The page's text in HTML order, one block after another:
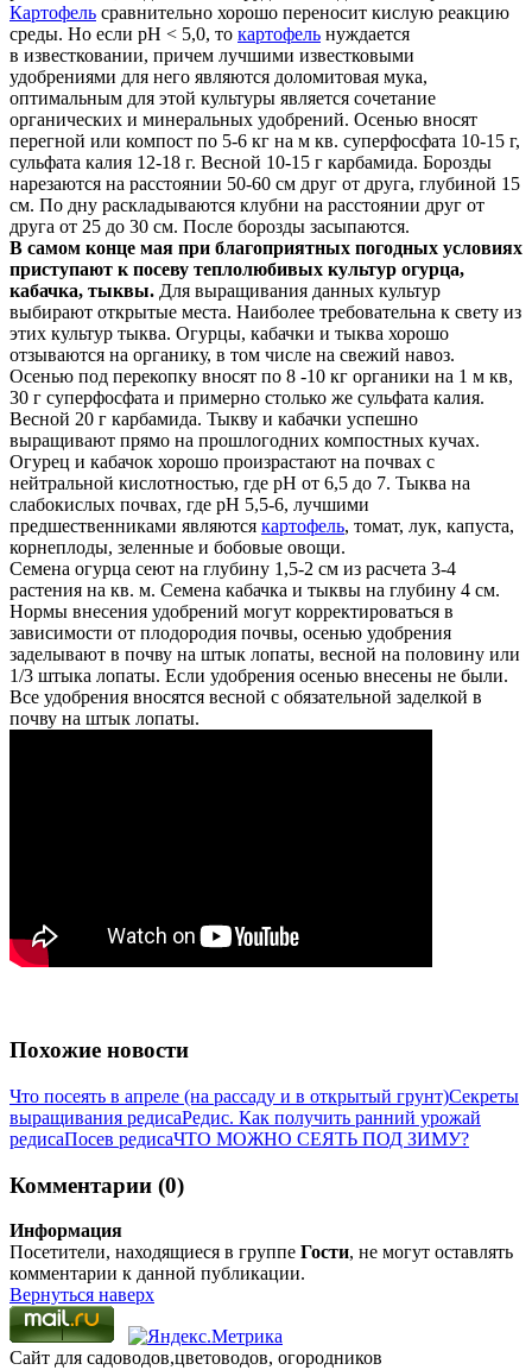
Картофель сравнительно хорошо переносит кислую реакцию
среды. Но если рН < 5,0, то картофель нуждается
в известковании, причем лучшими известковыми
удобрениями для него являются доломитовая мука,
оптимальным для этой культуры является сочетание
органических и минеральных удобрений. Осенью вносят
перегной или компост по 5-6 кг на м кв. суперфосфата 10-15 г,
сульфата калия 12-18 г. Весной 10-15 г карбамида. Борозды
нарезаются на расстоянии 50-60 см друг от друга, глубиной 15
см. По дну раскладываются клубни на расстоянии друг от
друга от 25 до 30 см. После борозды засыпаются.
В самом конце мая при благоприятных погодных условиях
приступают к посеву теплолюбивых культур огурца,
кабачка, тыквы. Для выращивания данных культур
выбирают открытые места. Наиболее требовательна к свету из
этих культур тыква. Огурцы, кабачки и тыква хорошо
отзываются на органику, в том числе на свежий навоз.
Осенью под перекопку вносят по 8 -10 кг органики на 1 м кв,
30 г суперфосфата и примерно столько же сульфата калия.
Весной 20 г карбамида. Тыкву и кабачки успешно
выращивают прямо на прошлогодних компостных кучах.
Огурец и кабачок хорошо произрастают на почвах с
нейтральной кислотностью, где pH от 6,5 до 7. Тыква на
слабокислых почвах, где pH 5,5-6, лучшими
предшественниками являются картофель, томат, лук, капуста,
корнеплоды, зеленные и бобовые овощи.
Семена огурца сеют на глубину 1,5-2 см из расчета 3-4
растения на кв. м. Семена кабачка и тыквы на глубину 4 см.
Нормы внесения удобрений могут корректироваться в
зависимости от плодородия почвы, осенью удобрения
заделывают в почву на штык лопаты, весной на половину или
1/3 штыка лопаты. Если удобрения осенью внесены не были.
Все удобрения вносятся весной с обязательной заделкой в
почву на штык лопаты.
Похожие новости
Что посеять в апреле (на рассаду и в открытый грунт)Секреты
выращивания редисаРедис. Как получить ранний урожай
редисаПосев редисаЧТО МОЖНО СЕЯТЬ ПОД ЗИМУ?
Комментарии (0)
Информация
Посетители, находящиеся в группе Гости, не могут оставлять
комментарии к данной публикации.
Вернуться наверх
Сайт для садоводов,цветоводов, огородников